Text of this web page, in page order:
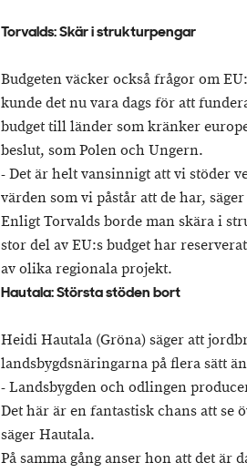
Torvalds: Skär i strukturpengar
Budgeten väcker också frågor om
kunde det nu vara dags för att
budget till länder som kränker
beslut, som Polen och Ungern.
- Det är helt vansinnigt att vi stöder
värden som vi påstår att de har,
Enligt Torvalds borde man skära i
stor del av EU:s budget har
av olika regionala projekt.
Hautala: Största stöden bort
Heidi Hautala (Gröna) säger att
landsbygdsnäringarna på flera sätt
- Landsbygden och odlingen
Det här är en fantastisk chans att
säger Hautala.
På samma gång anser hon att det är